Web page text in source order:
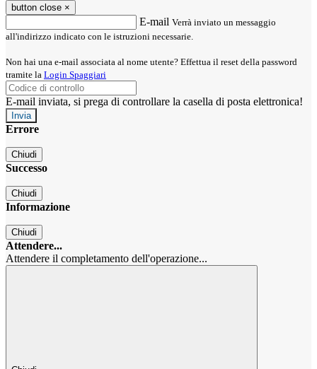
button close ×
E-mail Verrà inviato un messaggio
all'indirizzo indicato con le istruzioni necessarie.
Non hai una e-mail associata al nome utente? Effettua il reset della password
tramite la Login Spaggiari
E-mail inviata, si prega di controllare la casella di posta elettronica!
Errore
Chiudi
Successo
Chiudi
Informazione
Chiudi
Attendere...
Attendere il completamento dell'operazione...